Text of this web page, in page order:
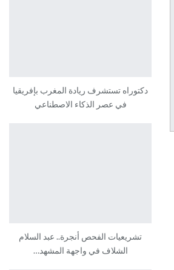
دكتوراه تستشرف ريادة المغرب بإفريقيا
في عصر الذكاء الاصطناعي
تشريعيات الفحص أنجرة.. عبد السلام
الشلاف في واجهة المشهد…